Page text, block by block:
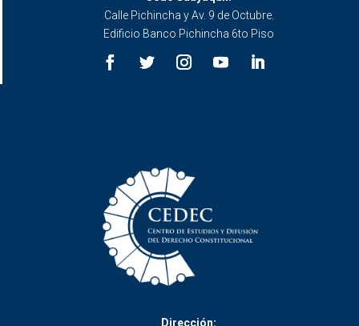
Calle Pichincha y Av. 9 de Octubre.
Edificio Banco Pichincha 6to Piso
Dirección: